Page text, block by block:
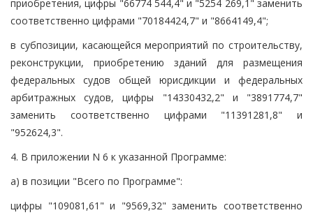
приобретения, цифры "66774 544,4" и "5254 269,1" заменить
соответственно цифрами "70184424,7" и "8664149,4";
в субпозиции, касающейся мероприятий по строительству,
реконструкции, приобретению зданий для размещения
федеральных судов общей юрисдикции и федеральных
арбитражных судов, цифры "14330432,2" и "3891774,7"
заменить соответственно цифрами "11391281,8" и
"952624,3".
4. В приложении N 6 к указанной Программе:
а) в позиции "Всего по Программе":
цифры "109081,61" и "9569,32" заменить соответственно